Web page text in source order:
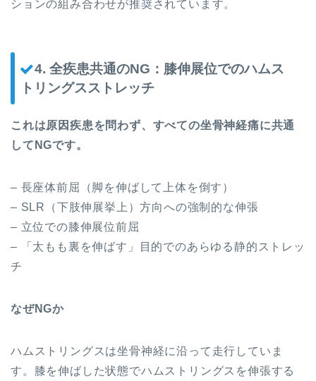
ションの組み合わせが推奨されています。
4. 全疾患共通のNG：膝伸展位でのハムス
トリングスストレッチ
これは原因疾患を問わず、すべての坐骨神経痛に共通
してNGです。
– 長座体前屈（脚を伸ばして上体を倒す）
– SLR（下肢伸展挙上）方向への強制的な伸張
– 立位での膝伸展位前屈
– 「太もも裏を伸ばす」目的でのあらゆる静的ストレッ
チ
なぜNGか
ハムストリングスは坐骨神経に沿って走行していま
す。膝を伸ばした状態でハムストリングスを伸張する